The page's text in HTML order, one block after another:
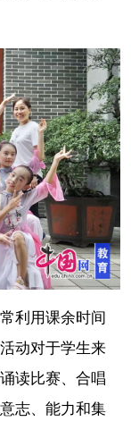
利用课余时间
动对于学生来
读比赛、合唱
志、能力和集